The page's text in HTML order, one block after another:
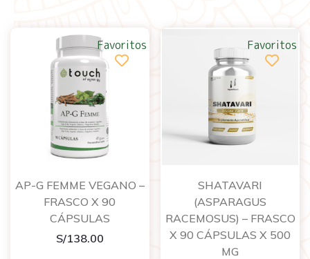
AP-G FEMME VEGANO –
FRASCO X 90
CÁPSULAS
S/138.00
Favoritos
SHATAVARI
(ASPARAGUS
RACEMOSUS) – FRASCO
X 90 CÁPSULAS X 500
MG
Favoritos